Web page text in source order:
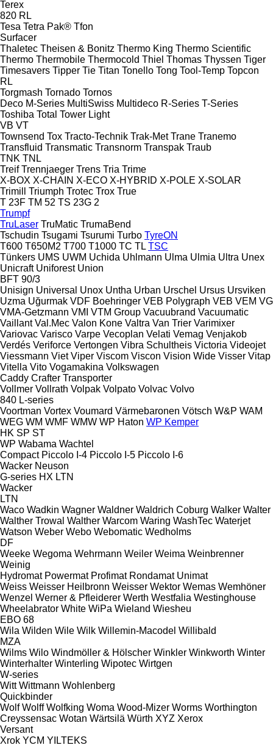
Terex
820 RL
Tesa Tetra Pak® Tfon
Surfacer
Thaletec Theisen & Bonitz Thermo King Thermo Scientific
Thermo Thermobile Thermocold Thiel Thomas Thyssen Tiger
Timesavers Tipper Tie Titan Tonello Tong Tool-Temp Topcon
RL
Torgmash Tornado Tornos
Deco M-Series MultiSwiss Multideco R-Series T-Series
Toshiba Total Tower Light
VB VT
Townsend Tox Tracto-Technik Trak-Met Trane Tranemo
Transfluid Transmatic Transnorm Transpak Traub
TNK TNL
Treif Trennjaeger Trens Tria Trime
X-BOX X-CHAIN X-ECO X-HYBRID X-POLE X-SOLAR
Trimill
Triumph Trotec Trox True
T 23F TM 52 TS 23G 2
Trumpf
TruLaser TruMatic TrumaBend
Tschudin Tsugami Tsurumi Turbo TyreON
T600 T650M2 T700 T1000 TC TL TSC
Tünkers UMS UWM Uchida Uhlmann Ulma Ulmia Ultra Unex
Unicraft Uniforest Union
BFT 90/3
Unisign Universal Unox Untha Urban Urschel Ursus Ursviken
Uzma Uğurmak VDF Boehringer VEB Polygraph VEB VEM VG
VMA-Getzmann VMI VTM Group Vacuubrand Vacuumatic
Vaillant Val.Mec Valon Kone Valtra Van Trier Varimixer
Variovac Varisco Varpe Vecoplan Velati Vemag Venjakob
Verdés Veriforce Vertongen Vibra Schultheis Victoria Videojet
Viessmann Viet Viper Viscom Viscon Vision Wide Visser Vitap
Vitella Vito Vogamakina Volkswagen
Caddy Crafter Transporter
Vollmer Vollrath Volpak Volpato Volvac Volvo
840 L-series
Voortman Vortex Voumard Värmebaronen Vötsch W&P WAM
WEG WM WMF WMW WP Haton WP Kemper
HK SP ST
WP Wabama Wachtel
Compact Piccolo I-4 Piccolo I-5 Piccolo I-6
Wacker Neuson
G-series HX LTN
Wacker
LTN
Waco Wadkin Wagner Waldner Waldrich Coburg Walker Walter
Walther Trowal Walther Warcom Waring WashTec Waterjet
Watson Weber Webo Webomatic Wedholms
DF
Weeke Wegoma Wehrmann Weiler Weima Weinbrenner
Weinig
Hydromat Powermat Profimat Rondamat Unimat
Weiss Weisser Heilbronn Weisser Wektor Wemas Wemhöner
Wenzel Werner & Pfleiderer Werth Westfalia Westinghouse
Wheelabrator White WiPa Wieland Wiesheu
EBO 68
Wila Wilden Wile Wilk Willemin-Macodel Willibald
MZA
Wilms Wilo Windmöller & Hölscher Winkler Winkworth Winter
Winterhalter Winterling Wipotec Wirtgen
W-series
Witt Wittmann Wohlenberg
Quickbinder
Wolf Wolff Wolfking Woma Wood-Mizer Worms Worthington
Creyssensac Wotan Wärtsilä Würth XYZ Xerox
Versant
Xrok YCM YILTEKS